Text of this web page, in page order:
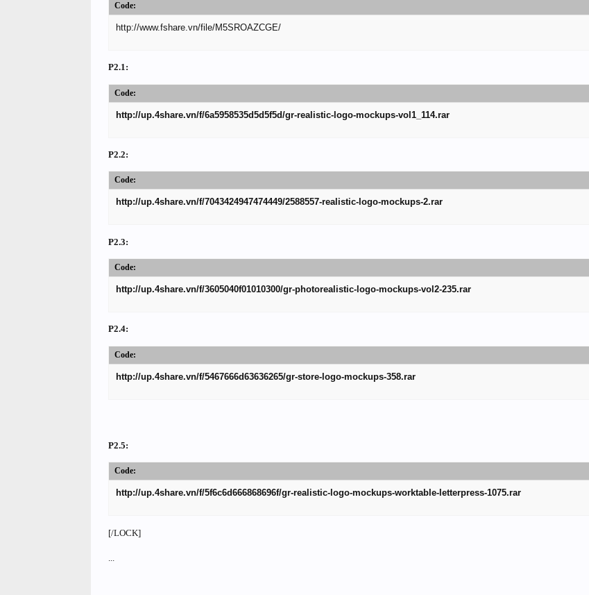
Code:
http://www.fshare.vn/file/M5SROAZCGE/
P2.1:
Code:
http://up.4share.vn/f/6a5958535d5d5f5d/gr-realistic-logo-mockups-vol1_114.rar
P2.2:
Code:
http://up.4share.vn/f/7043424947474449/2588557-realistic-logo-mockups-2.rar
P2.3:
Code:
http://up.4share.vn/f/3605040f01010300/gr-photorealistic-logo-mockups-vol2-235.rar
P2.4:
Code:
http://up.4share.vn/f/5467666d63636265/gr-store-logo-mockups-358.rar
P2.5:
Code:
http://up.4share.vn/f/5f6c6d666868696f/gr-realistic-logo-mockups-worktable-letterpress-1075.rar
[/LOCK]